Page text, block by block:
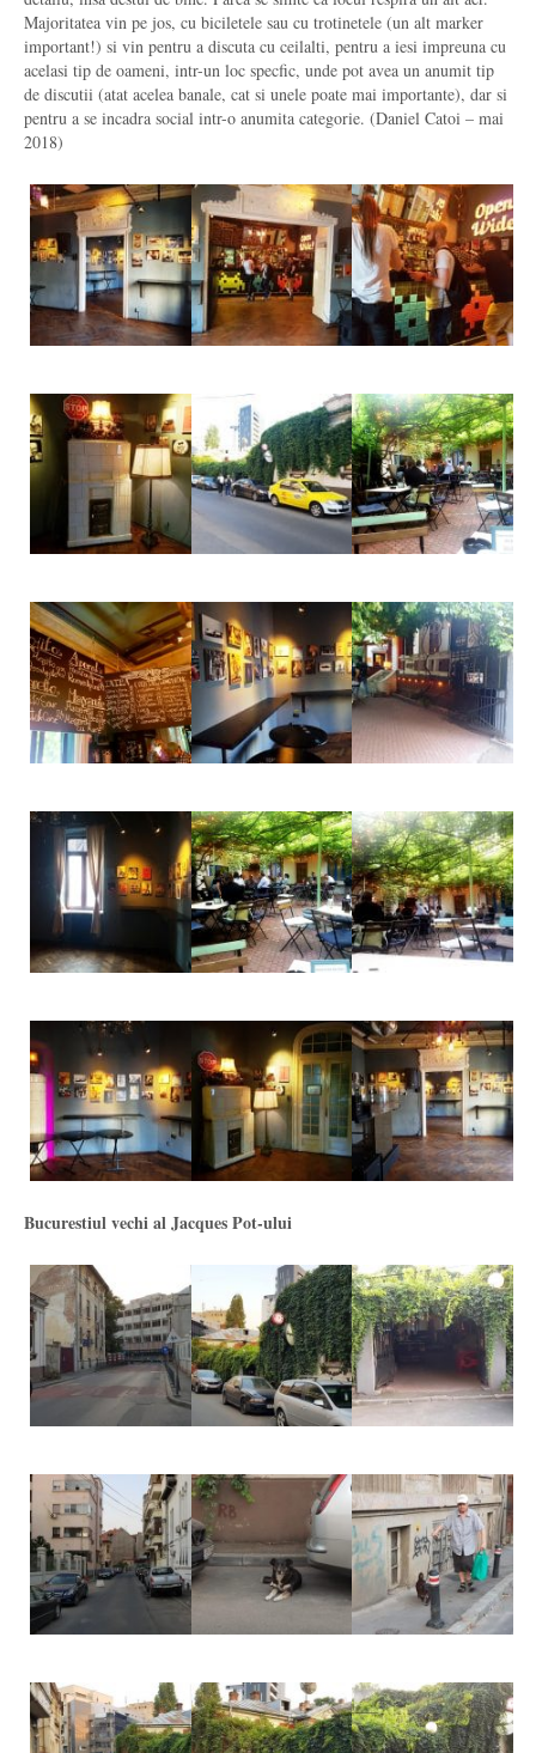
Majoritatea vin pe jos, cu biciletele sau cu trotinetele (un alt marker
important!) si vin pentru a discuta cu ceilalti, pentru a iesi impreuna cu
acelasi tip de oameni, intr-un loc specfic, unde pot avea un anumit tip
de discutii (atat acelea banale, cat si unele poate mai importante), dar si
pentru a se incadra social intr-o anumita categorie. (Daniel Catoi – mai
2018)
Bucurestiul vechi al Jacques Pot-ului